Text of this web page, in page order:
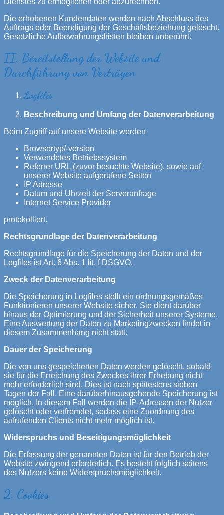
Die erhobenen Kundendaten werden nach Abschluss des
Auftrags oder Beendigung der Geschäftsbeziehung gelöscht.
Gesetzliche Aufbewahrungsfristen bleiben unberührt.
II. Bereitstellung der Website und
Durchführung von Verträgen
Logfiles
Beschreibung und Umfang der Datenverarbeitung
Beim Zugriff auf unsere Website werden
Browsertyp/-version
Verwendetes Betriebssystem
Referrer URL (zuvor besuchte Website), sowie auf
unserer Website aufgerufene Seiten
IP Adresse
Datum und Uhrzeit der Serveranfrage
Internet Service Provider
protokolliert.
Rechtsgrundlage der Datenverarbeitung
Rechtsgrundlage für die Speicherung der Daten und der
Logfiles ist Art. 6 Abs. 1 lit. f DSGVO.
Zweck der Datenverarbeitung
Die Speicherung in Logfiles stellt ein ordnungsgemäßes
Funktionieren unserer Website sicher. Sie dient darüber
hinaus der Optimierung und der Sicherheit unserer Systeme.
Eine Auswertung der Daten zu Marketingzwecken findet in
diesem Zusammenhang nicht statt.
Dauer der Speicherung
Die von uns gespeicherten Daten werden gelöscht, sobald
sie für die Erreichung des Zweckes ihrer Erhebung nicht
mehr erforderlich sind. Dies ist nach spätestens sieben
Tagen der Fall. Eine darüberhinausgehende Speicherung ist
möglich. In diesem Fall werden die IP-Adressen der Nutzer
gelöscht oder verfremdet, sodass eine Zuordnung des
aufrufenden Clients nicht mehr möglich ist.
Widerspruchs und Beseitigungsmöglichkeit
Die Erfassung der genannten Daten ist für den Betrieb der
Website zwingend erforderlich. Es besteht folglich seitens
des Nutzers keine Widerspruchsmöglichkeit.
2. Cookies